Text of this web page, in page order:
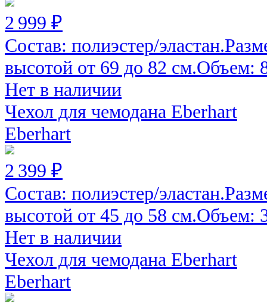
2 999 ₽
Состав: полиэстер/
высотой от 69 до 82 см.Объем:
Нет в наличии
Чехол для чемодана Eberhart
Eberhart
2 399 ₽
Состав: полиэстер/
высотой от 45 до 58 см.Объем:
Нет в наличии
Чехол для чемодана Eberhart
Eberhart